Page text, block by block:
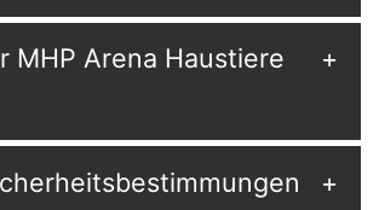
MHP Arena Haustiere